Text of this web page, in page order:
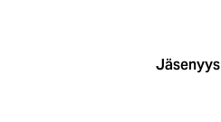
Jäsenyys